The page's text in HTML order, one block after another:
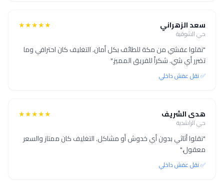
سعد الزهراني
حي الشوقية
★★★★★
"نقلوا عفشي من مكة للطائف بكل أمان. التغليف كان احترافي وما
تضرر أي شي. شكراً للفريق المميز."
✅ نقل عفش داخلي
هدى الشريف
حي الراشدية
★★★★★
"نقلوا أثاثي بدون أي خدوش أو مشاكل. التغليف كان ممتاز والسعر
معقول."
✅ نقل عفش داخلي